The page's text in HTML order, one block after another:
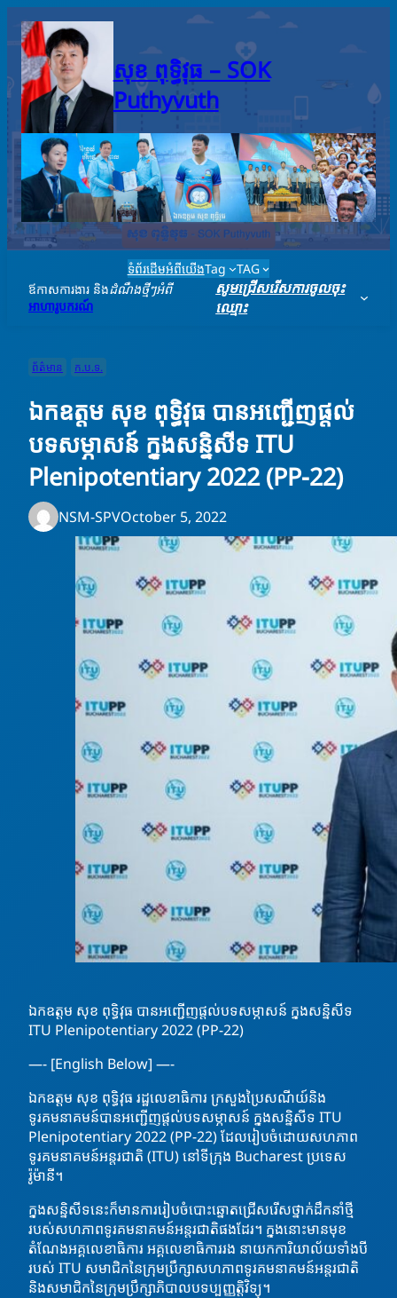
content
សុខ ពុទ្ធិវុធ – SO​K
Puthyvuth
ទំព័រដើមអំពីយើងTag
TAG
ឪកាសការងារ និងដំណឹងថ្មីៗអំពី
អាហារូបករណ៍
សូមជ្រើសរើសការចូលចុះ
ឈ្មោះ
ព័ត៌មាន ក.ប.ទ.
ឯកឧត្តម សុខ ពុទ្ធិវុធ បានអញ្ជើញផ្ដល់
បទសម្ភាសន៍ ក្នុងសន្និសីទ ITU
Plenipotentiary 2022 (PP-22)
NSM-SPVOctober 5, 2022
ឯកឧត្តម សុខ ពុទ្ធិវុធ បានអញ្ជើញផ្ដល់បទសម្ភាសន៍ ក្នុងសន្និសីទ
ITU Plenipotentiary 2022 (PP-22)
—- [English Below] —-
ឯកឧត្តម សុខ ពុទ្ធិវុធ រដ្ឋលេខាធិការ ក្រសួងប្រៃសណីយ៍និង
ទូរគមនាគមន៍បានអញ្ជើញផ្ដល់បទសម្ភាសន៍ ក្នុងសន្និសីទ ITU
Plenipotentiary 2022 (PP-22) ដែលរៀបចំដោយសហភាព
ទូរគមនាគមន៍អន្តរជាតិ (ITU) នៅទីក្រុង Bucharest ប្រទេស
រ៉ូម៉ានី។
ក្នុងសន្និសីទនេះក៏មានការរៀបចំបោះឆ្នោតជ្រើសរើសថ្នាក់ដឹកនាំថ្មី
របស់សហភាពទូរគមនាគមន៍អន្តរជាតិផងដែរ។ ក្នុងនោះមានមុខ
តំណែងអគ្គលេខាធិការ អគ្គលេខាធិការរង នាយកការិយាល័យទាំងបី
របស់ ITU សមាជិកនៃក្រុមប្រឹក្សាសហភាពទូរគមនាគមន៍អន្តរជាតិ
និងសមាជិកនៃក្រុមប្រឹក្សាភិបាលបទប្បញ្ញត្តិវិទ្យុ។